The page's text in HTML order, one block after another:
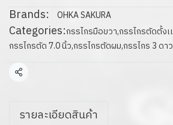
Brands:
OHKA SAKURA
Categories:กรรไกรมือขวา,กรรไกรตัดตั้งเ
กรรไกรตัด 7.0 นิ้ว,กรรไกรตัดผม,กรรไกร 3 ดาว
Share
รายละเอียดสินค้า